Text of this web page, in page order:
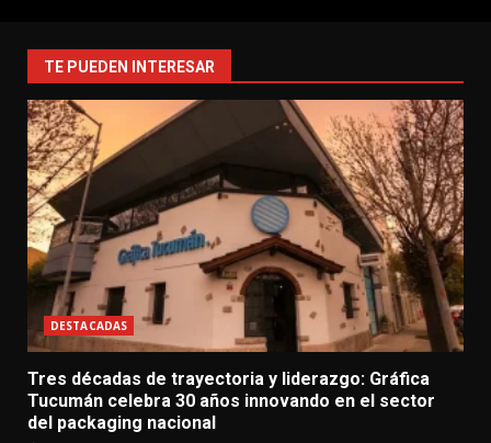
TE PUEDEN INTERESAR
DESTACADAS
Tres décadas de trayectoria y liderazgo: Gráfica
Tucumán celebra 30 años innovando en el sector
del packaging nacional